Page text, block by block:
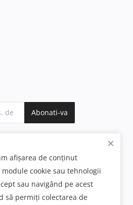
Abonati-va
afișarea de conținut
cookie sau tehnologii
sau navigând pe acest
să permiți colectarea de